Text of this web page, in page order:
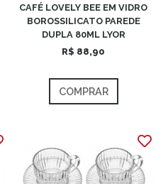
CAFÉ LOVELY BEE EM VIDRO
BOROSSILICATO PAREDE
DUPLA 80ML LYOR
R$ 88,90
COMPRAR